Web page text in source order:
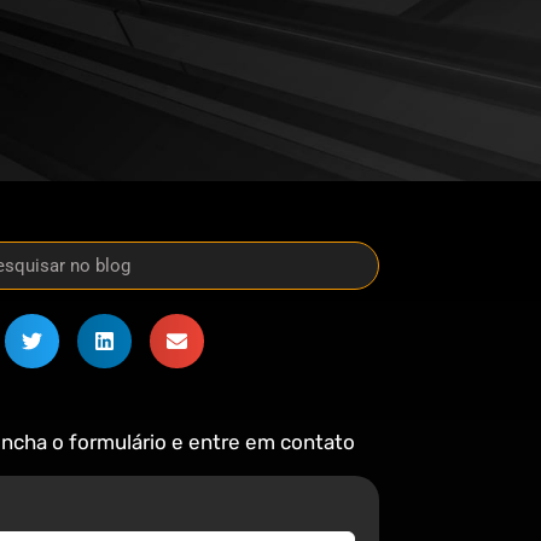
o formulário e entre em contato